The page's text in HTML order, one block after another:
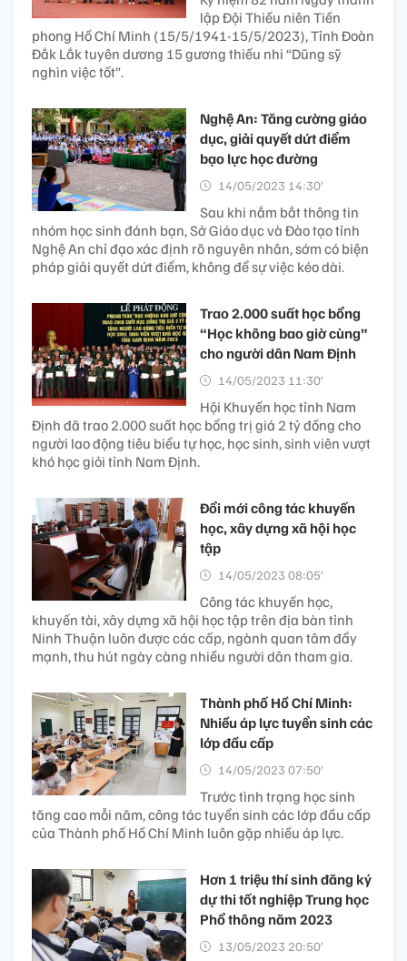
lập Đội Thiếu niên Tiền
phong Hồ Chí Minh (15/5/1941-15/5/2023), Tỉnh Đoàn
Đắk Lắk tuyên dương 15 gương thiếu nhi “Dũng sỹ
nghìn việc tốt”.
Nghệ An: Tăng cường giáo
dục, giải quyết dứt điểm
bạo lực học đường
14/05/2023 14:30’
Sau khi nắm bắt thông tin
nhóm học sinh đánh bạn, Sở Giáo dục và Đào tạo tỉnh
Nghệ An chỉ đạo xác định rõ nguyên nhân, sớm có biện
pháp giải quyết dứt điểm, không để sự việc kéo dài.
Trao 2.000 suất học bổng
“Học không bao giờ cùng”
cho người dân Nam Định
14/05/2023 11:30’
Hội Khuyến học tỉnh Nam
Định đã trao 2.000 suất học bổng trị giá 2 tỷ đồng cho
người lao động tiêu biểu tự học, học sinh, sinh viên vượt
khó học giỏi tỉnh Nam Định.
Đổi mới công tác khuyến
học, xây dựng xã hội học
tập
14/05/2023 08:05’
Công tác khuyến học,
khuyến tài, xây dựng xã hội học tập trên địa bàn tỉnh
Ninh Thuận luôn được các cấp, ngành quan tâm đẩy
mạnh, thu hút ngày càng nhiều người dân tham gia.
Thành phố Hồ Chí Minh:
Nhiều áp lực tuyển sinh các
lớp đầu cấp
14/05/2023 07:50’
Trước tình trạng học sinh
tăng cao mỗi năm, công tác tuyển sinh các lớp đầu cấp
của Thành phố Hồ Chí Minh luôn gặp nhiều áp lực.
Hơn 1 triệu thí sinh đăng ký
dự thi tốt nghiệp Trung học
Phổ thông năm 2023
13/05/2023 20:50’